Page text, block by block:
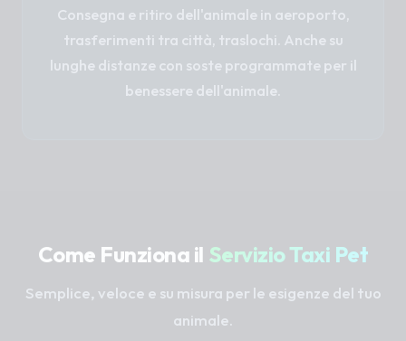
Consegna e ritiro dell'animale in aeroporto,
trasferimenti tra città, traslochi. Anche su
lunghe distanze con soste programmate per il
benessere dell'animale.
Come Funziona il Servizio Taxi Pet
Semplice, veloce e su misura per le esigenze del tuo
animale.